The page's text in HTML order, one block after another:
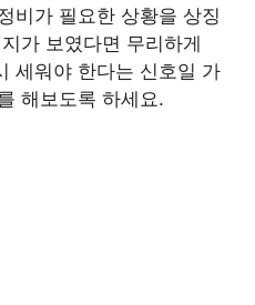
비가 필요한 상황을 상징
가 보였다면 무리하게
세워야 한다는 신호일 가
해보도록 하세요.